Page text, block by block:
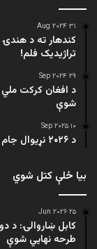
۳۱ Aug ۲۰۲۴
کندهار ته د هندۍ
تراژيديک فلم!
۲۹ Sep ۲۰۲۴
د افغان کرکت ملي
شوې
۱۰ Sep ۲۰۲۵
د ۲۰۲۶ نړیوال جام لوبې به د فبرورۍ په ۷مه پیل شي
بیا ځلې کتل شوي
۲۵ Jun ۲۰۲۶
کابل ښاروالۍ: د
طرحه نهایي شوې